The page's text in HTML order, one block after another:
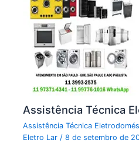
Assistência Técnica
Assistência Técnica
Eletro Lar/8 de setembro de